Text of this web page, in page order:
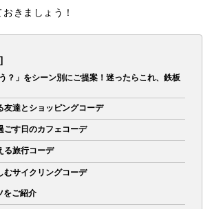
きましょう！
]
？」をシーン別にご提案！迷ったらこれ、鉄板
友達とショッピングコーデ
ごす日のカフェコーデ
る旅行コーデ
むサイクリングコーデ
をご紹介